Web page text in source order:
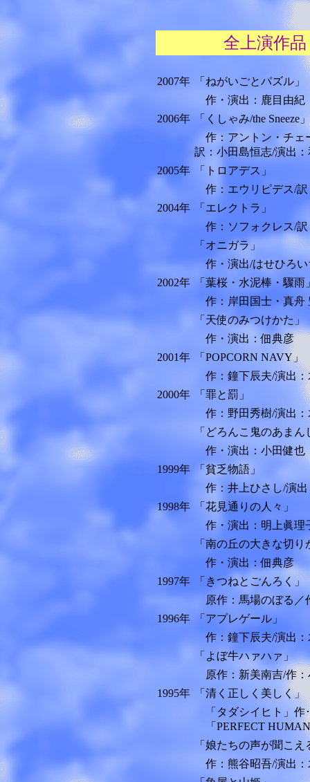
全上演作
2007年
「ねがいごとパズル」
作・演出：鹿目由紀
2006年
「くしゃみ/the Sneeze」
作：アントン・チェ
訳：小田島恒志/演出
2005年
「トロアデス」
作：エウリピデス/訳
2004年
「エレクトラ」
作：ソフォクレス/訳
「オニガラ」
作・演出/はせひろい
2002年
「葉桜・水泥棒・驟雨
作：岸田国士・真舟
「天使のみつけかた」
作・演出：佃典彦
2001年
「POPCORN NAVY」
作：鐘下辰夫/演出：
2000年
「罪と罰」
作：野田秀樹/演出：
「どろんこ鬼のあまん
作・演出：小田健也
1999年
「貧乏物語」
作：井上ひさし/演出
1998年
「花見通りの人々」
作・演出：明上眞理
「南の丘の大きな切り
作・演出：佃典彦
1997年
「きつねとごんろく」
原作：馬場のぼる／
1996年
「アプレゲール」
作：鐘下辰夫/演出：
「よぼ牛ハァハァ」
原作：新美南吉/作：
1995年
「清く正しく美しく」
「タダシイヒト」作
「PERFECT
「娘たちの声が聞こ
作：熊谷昭吾/演出：